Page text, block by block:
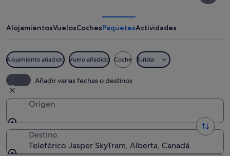
AlojamientosVuelosCochesPaquetesActividades
Alojamiento añadido Vuelo añadido Coche Turista
Añadir varias fechas o destinos
Origen
Destino
Teleférico Jasper SkyTram, Alberta, Canadá